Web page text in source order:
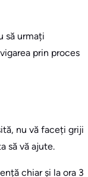
să urmați
prin proces
nu vă faceți griji
să vă ajute.
chiar și la ora 3